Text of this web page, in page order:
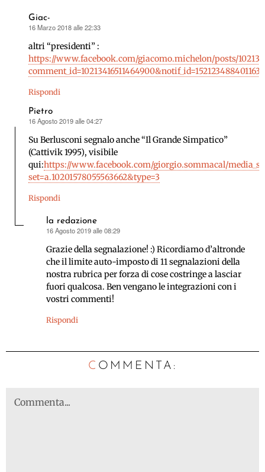
Giac-
ha
detto:
16 Marzo 2018 alle 22:33
altri “presidenti” :
https://www.facebook.com/giacomo.michelon/posts/
Rispondi
Pietro
ha
detto:
16 Agosto 2019 alle 04:27
Su Berlusconi segnalo anche “Il Grande Simpatico”
(Cattivik 1995), visibile
qui:https://www.facebook.com/giorgio.sommacal/
set=a.10201578055563662&type=3
Rispondi
la redazione
ha
detto:
16 Agosto 2019 alle 08:29
Grazie della segnalazione! :) Ricordiamo d’altronde
che il limite auto-imposto di 11 segnalazioni della
nostra rubrica per forza di cose costringe a lasciar
fuori qualcosa. Ben vengano le integrazioni con i
vostri commenti!
Rispondi
C OMMENTA: